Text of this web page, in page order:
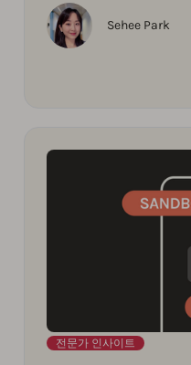
수 있는지 알아보겠습
Sehee Park
전문가 인사이트